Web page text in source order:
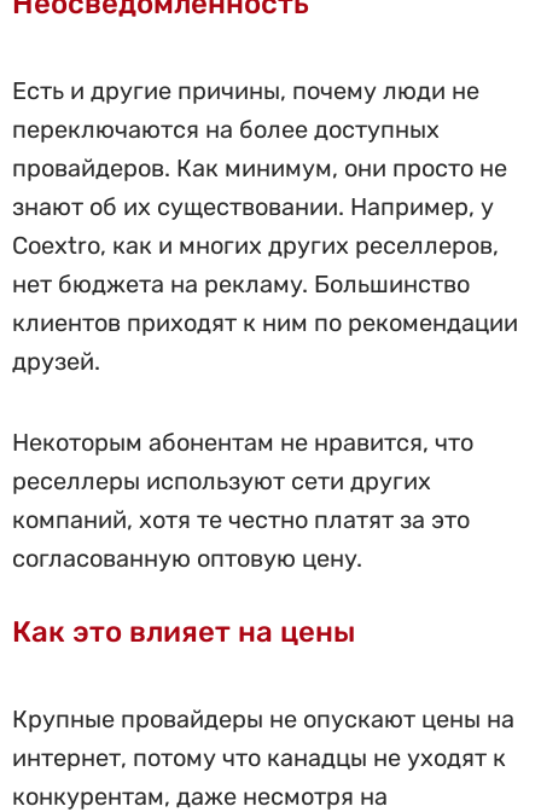
Есть и другие причины, почему люди не
переключаются на более доступных
провайдеров. Как минимум, они просто не
знают об их существовании. Например, у
Coextro, как и многих других реселлеров,
нет бюджета на рекламу. Большинство
клиентов приходят к ним по рекомендации
друзей.
Некоторым абонентам не нравится, что
реселлеры используют сети других
компаний, хотя те честно платят за это
согласованную оптовую цену.
Как это влияет на цены
Крупные провайдеры не опускают цены на
интернет, потому что канадцы не уходят к
конкурентам, даже несмотря на